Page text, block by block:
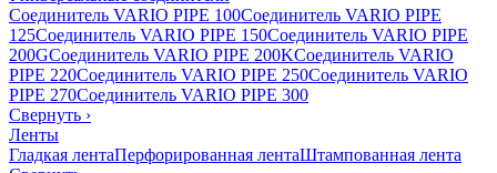
Соединитель VARIO PIPE 100Соединитель VARIO PIPE
125Соединитель VARIO PIPE 150Соединитель VARIO PIPE
200GСоединитель VARIO PIPE 200KСоединитель VARIO
PIPE 220Соединитель VARIO PIPE 250Соединитель VARIO
PIPE 270Соединитель VARIO PIPE 300
Свернуть ›
Ленты
Гладкая лентаПерфорированная лентаШтампованная лента